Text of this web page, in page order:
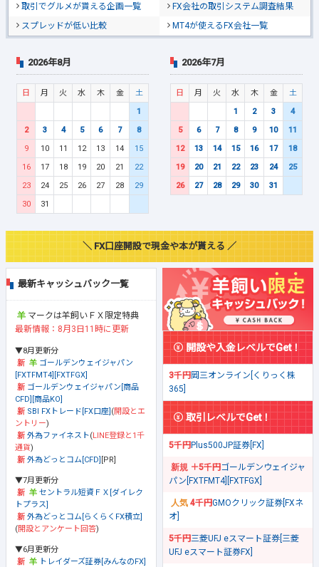
取引でグルメが貰える企画一覧
FX会社の取引システム調査結果
スプレッドが低い比較
MT4が使えるFX会社一覧
2026年8月
日 月 火 水 木 金
土
1
2
3 4 5 6 7
8
9
10 11 12 13 14
15
16
17 18 19 20 21
22
23
24 25 26 27 28
29
30
31
2026年7月
日 月 火 水 木 金
土
1
2 3
4
5
6 7 8 9 10
11
12
13 14 15 16 17
18
19
20 21 22 23 24
25
26
27 28 29 30 31
＼ FX口座開設で現金や本が貰える ／
最新キャッシュバック一覧
マークは羊飼いＦＸ限定特典
最新情報：8月3日11時に更新
▼8月更新分
ゴールデンウェイジャパン
[FXTFMT4][FXTFGX]
ゴールデンウェイジャパン[商品
CFD][商品KO]
SBI FXトレード[FX口座] (開設とエ
ントリー)
外為ファイネスト(LINE登録と1千
通貨)
外為どっとコム[CFD] [PR]
▼7月更新分
セントラル短資ＦＸ[ダイレク
トプラス]
外為どっとコム[らくらくFX積立]
(開設とアンケート回答)
▼6月更新分
トレイダーズ証券[みんなのFX]
開設や入金レベルでGet！
3千円岡三オンライン[くりっく株
365]
取引レベルでGet！
5千円Plus500JP証券[FX]
＋5千円ゴールデンウェイジャ
パン[FXTFMT4][FXTFGX]
4千円GMOクリック証券[FXネ
オ]
5千円三菱UFJ eスマート証券[三菱
UFJ eスマート証券FX]